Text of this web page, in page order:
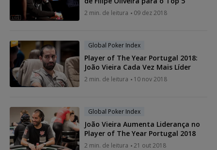
2 min. de leitura 09 dez 2018
Global Poker Index
Player of The Year Portugal 2018:
João Vieira Cada Vez Mais Líder
2 min. de leitura 10 nov 2018
Global Poker Index
João Vieira Aumenta Liderança no
Player of The Year Portugal 2018
2 min. de leitura 21 out 2018